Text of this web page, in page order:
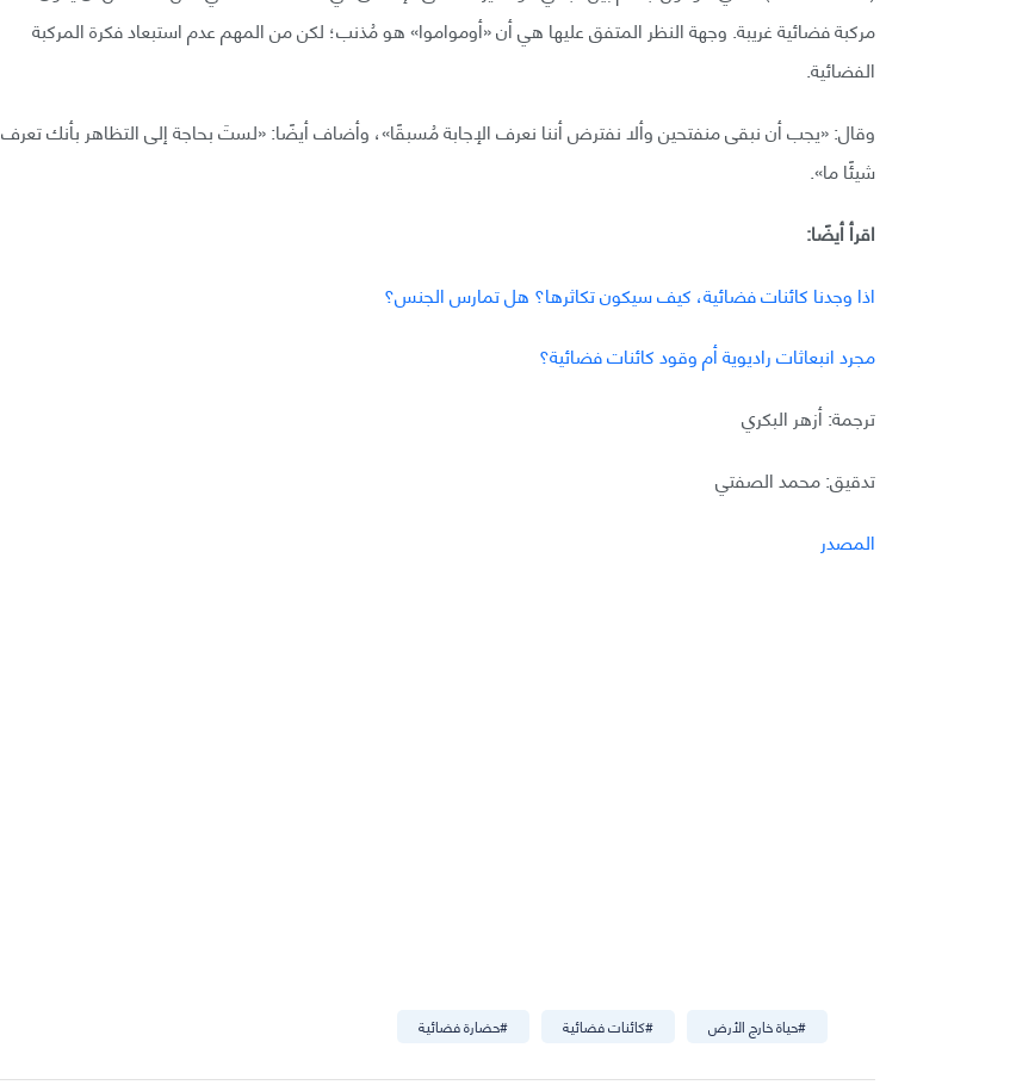
مركبة فضائية غريبة. وجهة النظر المتفق عليها هي أن «أومواموا» هو مُذنب؛ لكن من المهم عدم استبعاد فكرة المركبة
الفضائية.
وقال: «يجب أن نبقى منفتحين وألا نفترض أننا نعرف الإجابة مُسبقًا»، وأضاف أيضًا: «لستَ بحاجة إلى التظاهر بأنك تعرف
شيئًا ما».
اقرأ أيضًا:
اذا وجدنا كائنات فضائية، كيف سيكون تكاثرها؟ هل تمارس الجنس؟
مجرد انبعاثات راديوية أم وقود كائنات فضائية؟
ترجمة: أزهر البكري
تدقيق: محمد الصفتي
المصدر
#حضارة فضائية #كائنات فضائية #حياة خارج الأرض